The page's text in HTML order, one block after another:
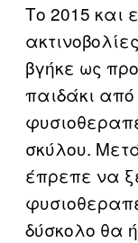
Το 2015 και
βγήκε ως
παιδάκι από
σκύλου.
έπρεπε να
δύσκολο θα